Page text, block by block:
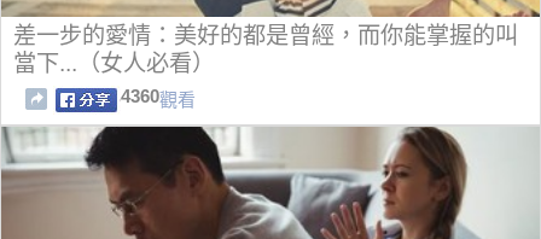
差一步的愛情：美好的都是曾經，而你能掌握的叫
當下...（女人必看）
4360觀看